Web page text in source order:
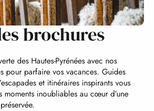
brochures
des Hautes-Pyrénées avec nos
pour parfaire vos vacances. Guides
et itinéraires inspirants vous
moments inoubliables au cœur d’une